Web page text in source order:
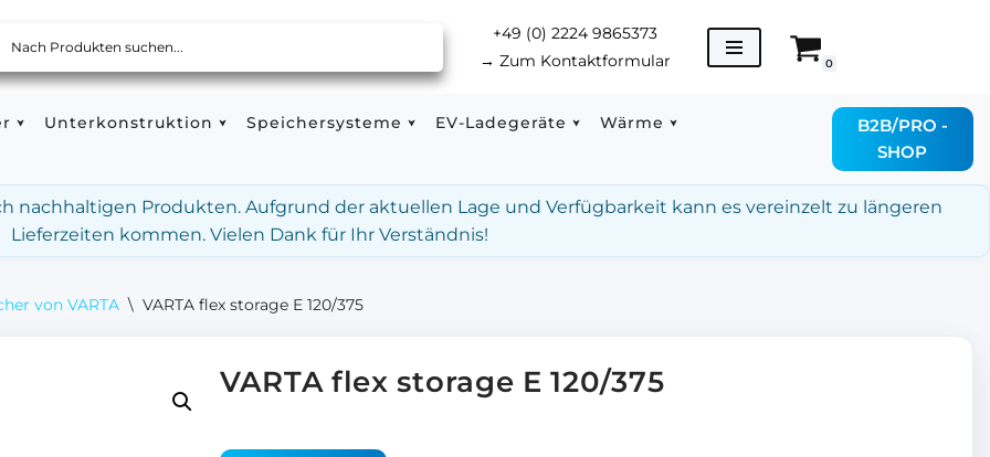
+49 (0) 2224 9865373
→ Zum Kontaktformular 0
Unterkonstruktion Speichersysteme EV-Ladegeräte
Wärme
B2B/PRO -
SHOP
nachhaltigen Produkten. Aufgrund der aktuellen Lage und Verfügbarkeit kann es vereinzelt zu längeren
Lieferzeiten kommen. Vielen Dank für Ihr Verständnis!
von VARTA \ VARTA flex storage E 120/375
VARTA flex storage E 120/375